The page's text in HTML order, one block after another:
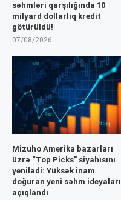
səhmləri qarşılığında 10
milyard dollarlıq kredit
götürüldü!
07/08/2026
Mizuho Amerika bazarları
üzrə “Top Picks” siyahısını
yenilədi: Yüksək inam
doğuran yeni səhm ideyaları
açıqlandı